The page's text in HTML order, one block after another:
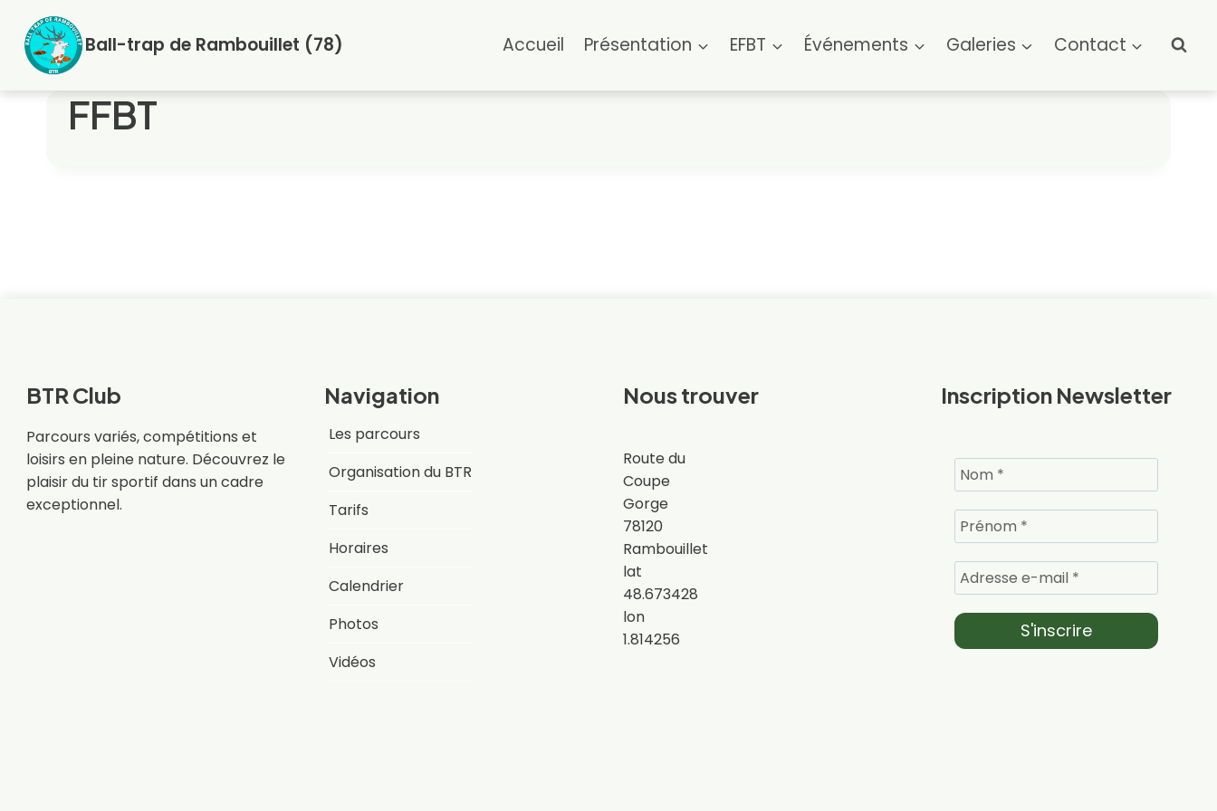
contenu
Ball-trap de Rambouillet (78) Accueil Présentation EFBT Événements Galeries Contact
FFBT
BTR Club
Parcours variés, compétitions et
loisirs en pleine nature. Découvrez le
plaisir du tir sportif dans un cadre
exceptionnel.
Navigation
Les parcours
Organisation du BTR
Tarifs
Horaires
Calendrier
Photos
Vidéos
Nous trouver
Route du
Coupe
Gorge
78120
Rambouillet
lat
48.673428
lon
1.814256
Inscription Newsletter